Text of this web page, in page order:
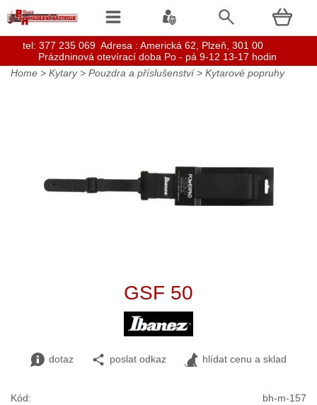
Home > Kytary> Pouzdra a příslušenství> Kytarové popruhy
GSF 50
dotaz poslat odkaz hlídat cenu a sklad
Kód:
bh-m-157
tel: 377 235 069 Adresa : Americká 62, Plzeň, 301 00
Prázdninová otevírací doba Po - pá 9-12 13-17 hodin